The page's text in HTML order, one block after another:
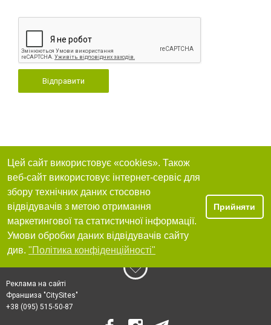
Відправити
Цей сайт використовує «cookies». Також
веб-сайт використовує інтернет-сервіс для
збору технічних даних стосовно
відвідувачів з метою отримання
маркетингової та статистичної інформації.
Умови обробки даних відвідувачів сайту
див. "Політика конфіденційності"
Прийняти
Реклама на сайті
Франшиза "CitySites"
+38 (095) 515-50-87